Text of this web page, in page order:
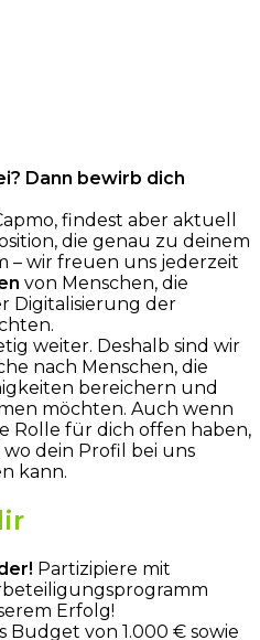
Dann bewirb dich
findest aber aktuell
die genau zu deinem
– wir freuen uns jederzeit
von Menschen, die
Digitalisierung der
weiter. Deshalb sind wir
nach Menschen, die
bereichern und
möchten. Auch wenn
Rolle für dich offen haben,
dein Profil bei uns
kann.
Partizipiere mit
Erfolg!
Budget von 1.000 € sowie